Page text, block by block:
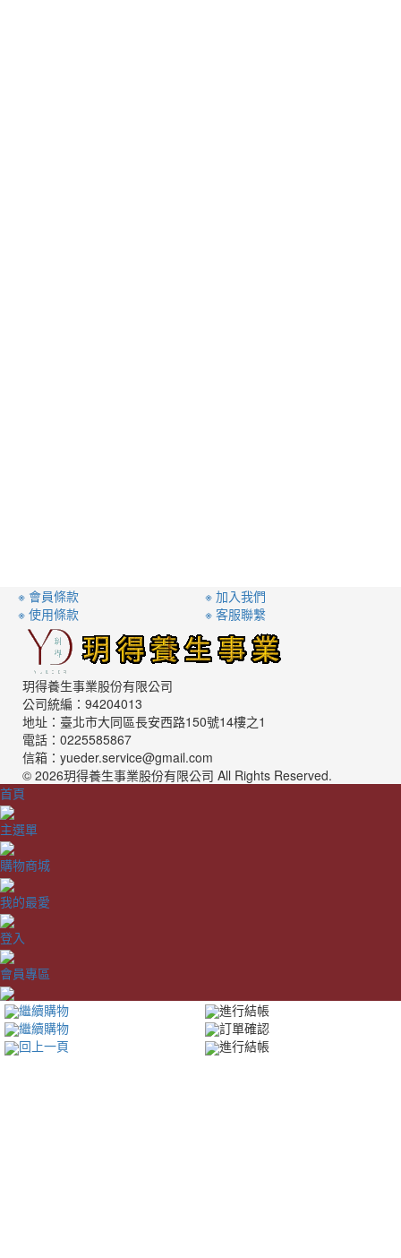
※ 會員條款
※ 加入我們
※ 使用條款
※ 客服聯繫
玥得養生事業股份有限公司
公司統編：94204013
地址：臺北市大同區長安西路150號14樓之1
電話：0225585867
信箱：yueder.service@gmail.com
© 2026玥得養生事業股份有限公司 All Rights Reserved.
首頁
主選單
購物商城
我的最愛
登入
會員專區
繼續購物
進行結帳
繼續購物
訂單確認
回上一頁
進行結帳